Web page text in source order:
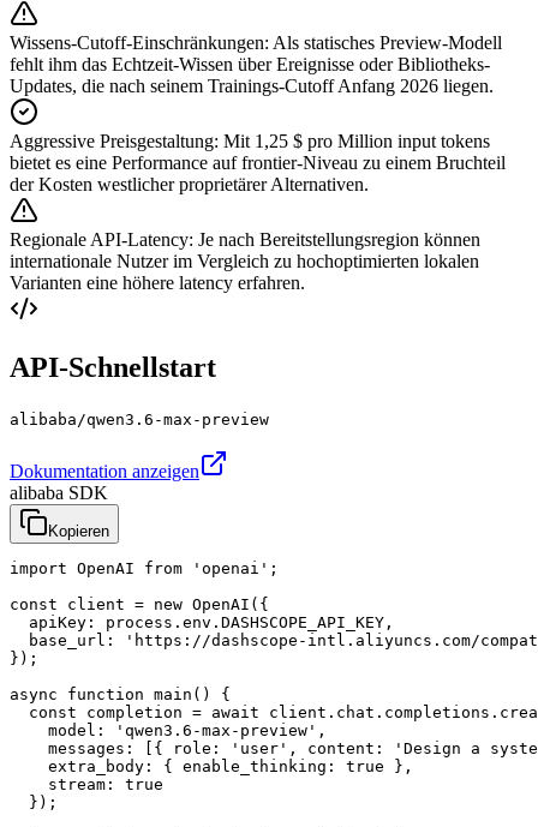
Wissens-Cutoff-Einschränkungen: Als statisches Preview-Modell
fehlt ihm das Echtzeit-Wissen über Ereignisse oder Bibliotheks-
Updates, die nach seinem Trainings-Cutoff Anfang 2026 liegen.
Aggressive Preisgestaltung: Mit 1,25 $ pro Million input tokens
bietet es eine Performance auf frontier-Niveau zu einem Bruchteil
der Kosten westlicher proprietärer Alternativen.
Regionale API-Latency: Je nach Bereitstellungsregion können
internationale Nutzer im Vergleich zu hochoptimierten lokalen
Varianten eine höhere latency erfahren.
API-Schnellstart
alibaba/qwen3.6-max-preview
Dokumentation anzeigen
alibaba SDK
Kopieren
import OpenAI from 'openai';
const client = new OpenAI({
  apiKey: process.env.DASHSCOPE_API_KEY,
base_url: 'https://dashscope-intl.aliyuncs.com/
});
async function main() {
const completion = await
    model: 'qwen3.6-max-preview',
messages: [{ role: 'user', content: 'Design a
    extra_body: { enable_thinking: true },
    stream: true
  });